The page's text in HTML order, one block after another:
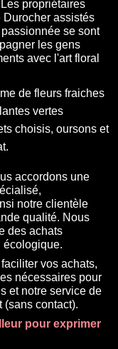
propriétaires
Durocher assistés
se sont
les gens
avec l'art floral
de fleurs fraiches
vertes
choisis, oursons et
accordons une
notre clientèle
qualité. Nous
des achats
écologique.
vos achats,
nécessaires pour
et notre service de
(sans contact).
pour exprimer